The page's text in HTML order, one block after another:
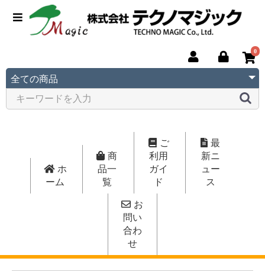
0
ホ
ーム
商
品一
覧
ご
利用
ガイ
ド
最
新ニ
ュー
ス
お
問い
合わ
せ